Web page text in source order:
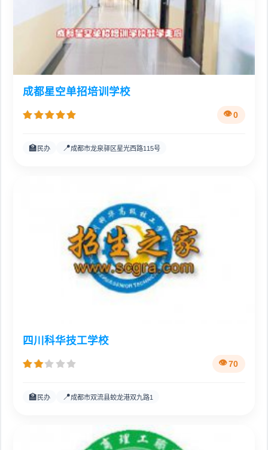
成都星空单招培训学校
0
🏫 民办 📍成都市龙泉驿区星光西路115号
四川科华技工学校
70
🏫 民办 📍成都市双流县蛟龙港双九路1